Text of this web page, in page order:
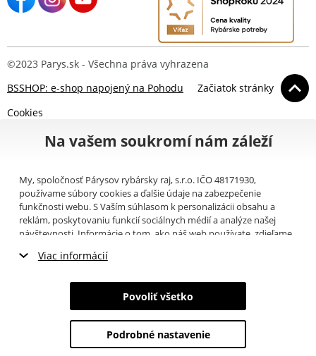
©2023 Parys.sk - Všechna práva vyhrazena
BSSHOP: e-shop napojený na Pohodu
Začiatok stránky
Cookies
Na vašem soukromí nám záleží
My, spoločnosť Párysov rybársky raj, s.r.o. IČO 48171930,
používame súbory cookies a ďalšie údaje na zabezpečenie
funkčnosti webu. S Vaším súhlasom k personalizácii obsahu a
reklám, poskytovaniu funkcií sociálnych médií a analýze našej
návštevnosti. Informácie o tom, ako náš web používate, zdieľame
(napríklad Google).Tu
informáciami, ktoré ste im poskytli alebo ktoré získali v dôsledku
toho, že používate ich služby. Tieto údaje zahŕňajú cookies, dáta z
ďalších úložísk, IP adresu a ďalšie informácie spojené s prezeraním
Viac informácií
Nevyhnutné cookies
Marketingové cookies
Analytické cookies
Povoliť všetko
Podrobné nastavenie